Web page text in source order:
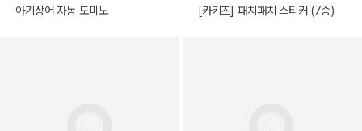
아기상어 자동 도미노 [카키즈] 패치패치 스티커 (7종)